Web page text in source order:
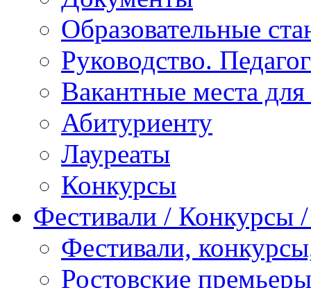
Образовательные
Руководство.
Вакантные места
Абитуриенту
Лауреаты
Конкурсы
Фестивали / Конкурсы
Фестивали,
Ростовские премьеры